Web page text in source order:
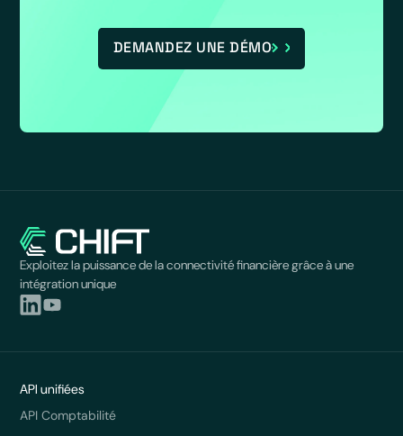
DEMANDEZ UNE DÉMO
Exploitez la puissance de la connectivité financière grâce à une
intégration unique
API unifiées
API Comptabilité